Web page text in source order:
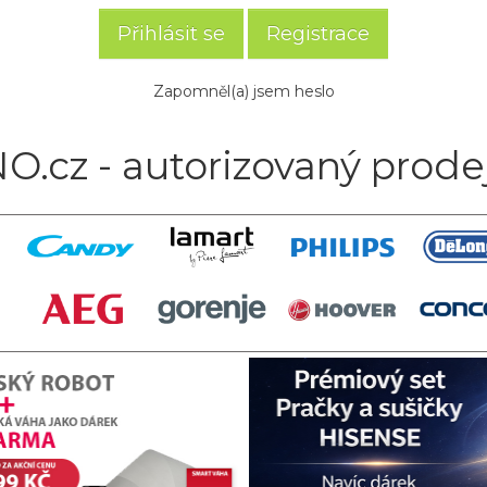
Registrace
Zapomněl(a) jsem heslo
- autorizovaný